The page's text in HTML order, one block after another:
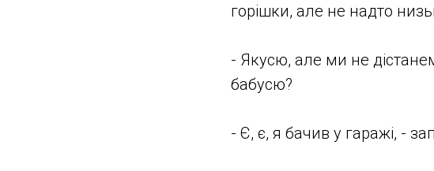
горішки, але не надто
- Якусю, але ми не
бабусю?
- Є, є, я бачив у гаражі, -